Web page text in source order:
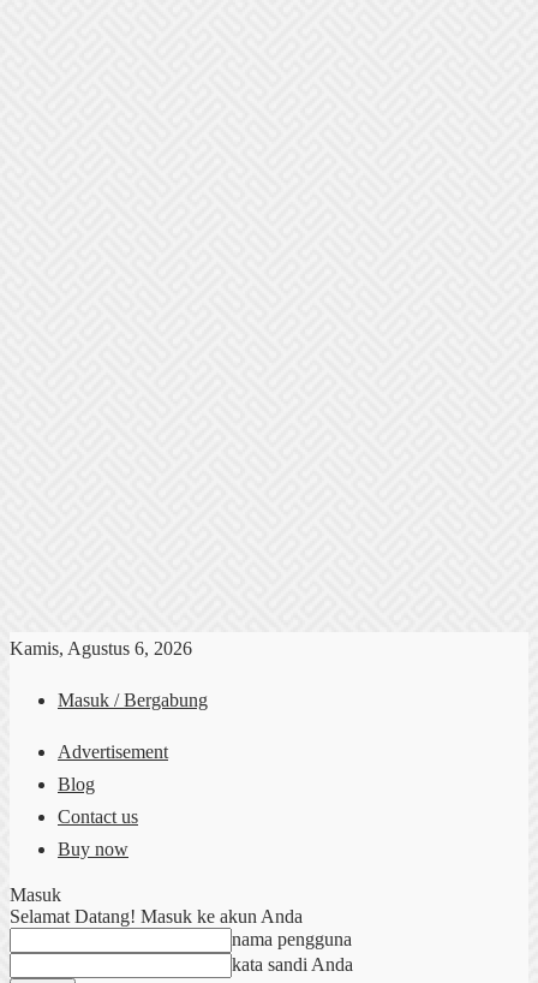
Kamis, Agustus 6, 2026
Masuk / Bergabung
Advertisement
Blog
Contact us
Buy now
Masuk
Selamat Datang! Masuk ke akun Anda
nama pengguna
kata sandi Anda